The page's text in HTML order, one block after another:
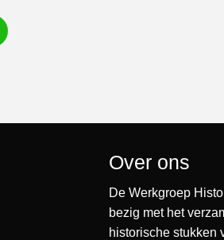
Over ons
De Werkgroep
bezig met het
historische stukken